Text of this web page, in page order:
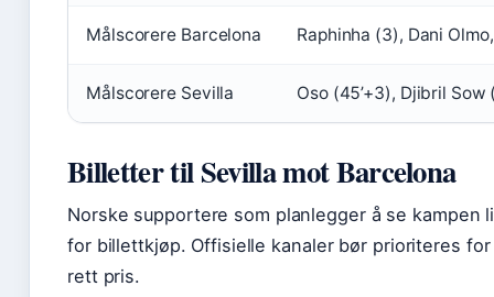
Målscorere Barcelona Raphinha (3), Dani
Målscorere Sevilla Oso (45’+3), Djibril Sow
Billetter til Sevilla mot Barcelona
Norske supportere som planlegger å se kampen
for billettkjøp. Offisielle kanaler bør prioriteres
rett pris.